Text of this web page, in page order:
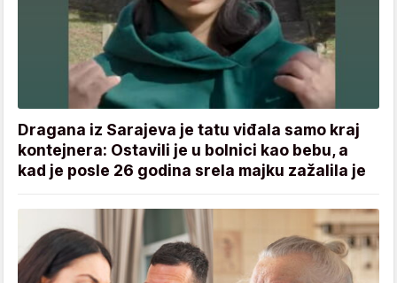
Dragana iz Sarajeva je tatu viđala samo kraj
kontejnera: Ostavili je u bolnici kao bebu, a
kad je posle 26 godina srela majku zažalila je